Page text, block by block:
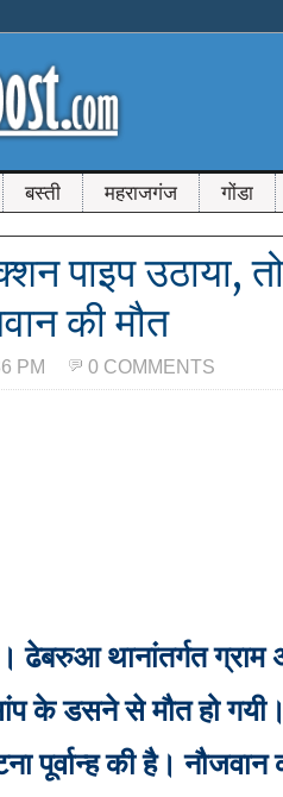
बस्ती महराजगंज गोंडा
पाइप उठाया,
की मौत
PM 0 COMMENTS
ढेबरुआ थानांतर्गत ग्राम
के डसने से मौत हो
पूर्वान्ह की है।